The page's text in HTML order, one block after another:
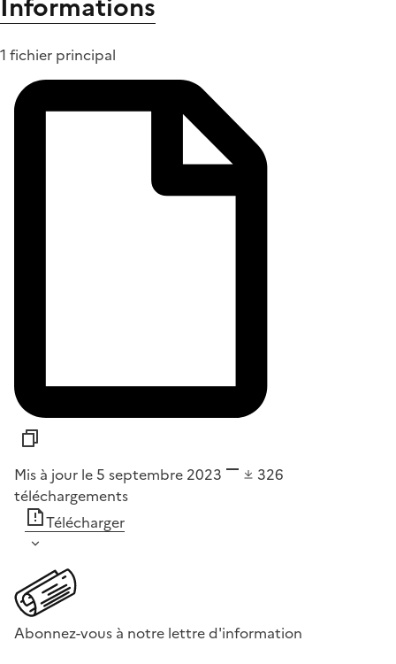
Informations
1 fichier principal
Mis à jour le 5 septembre 2023
326
téléchargements
Télécharger
Abonnez-vous à notre lettre d'information